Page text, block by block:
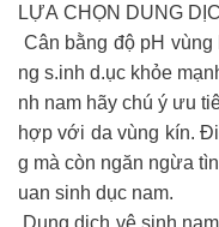
LỰA CHỌN DUNG
Cân bằng độ pH
ng s.inh d.ục khỏe
nh nam hãy chú ý ưu
hợp với da vùng kín.
g mà còn ngăn ngừa
uan sinh dục nam.
Dung dịch vệ sinh